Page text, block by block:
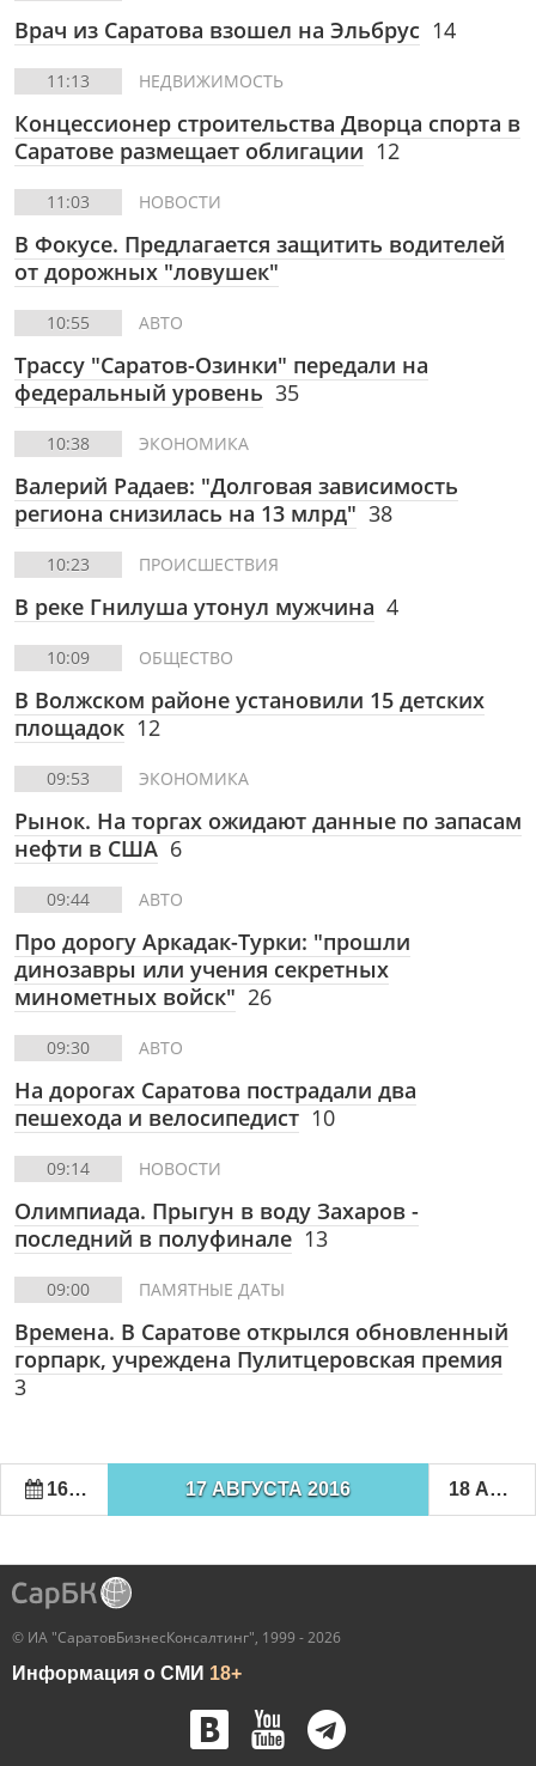
Врач из Саратова взошел на Эльбрус 14
11:13 НЕДВИЖИМОСТЬ
Концессионер строительства Дворца спорта в
Саратове размещает облигации 12
11:03 НОВОСТИ
В Фокусе. Предлагается защитить водителей
от дорожных "ловушек"
10:55 АВТО
Трассу "Саратов-Озинки" передали на
федеральный уровень 35
10:38 ЭКОНОМИКА
Валерий Радаев: "Долговая зависимость
региона снизилась на 13 млрд" 38
10:23 ПРОИСШЕСТВИЯ
В реке Гнилуша утонул мужчина 4
10:09 ОБЩЕСТВО
В Волжском районе установили 15 детских
площадок 12
09:53 ЭКОНОМИКА
Рынок. На торгах ожидают данные по запасам
нефти в США 6
09:44 АВТО
Про дорогу Аркадак-Турки: "прошли
динозавры или учения секретных
минометных войск" 26
09:30 АВТО
На дорогах Саратова пострадали два
пешехода и велосипедист 10
09:14 НОВОСТИ
Олимпиада. Прыгун в воду Захаров -
последний в полуфинале 13
09:00 ПАМЯТНЫЕ ДАТЫ
Времена. В Саратове открылся обновленный
горпарк, учреждена Пулитцеровская премия
3
16 АВГУСТА 2016 17 АВГУСТА 2016 18 АВГУСТА 2016
© ИА "СаратовБизнесКонсалтинг", 1999 - 2026
Информация о СМИ 18+